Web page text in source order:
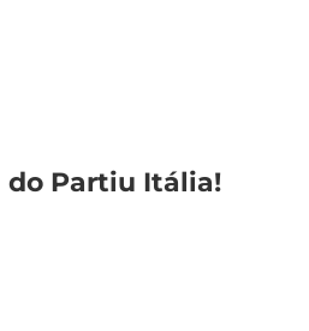
do Partiu Itália!